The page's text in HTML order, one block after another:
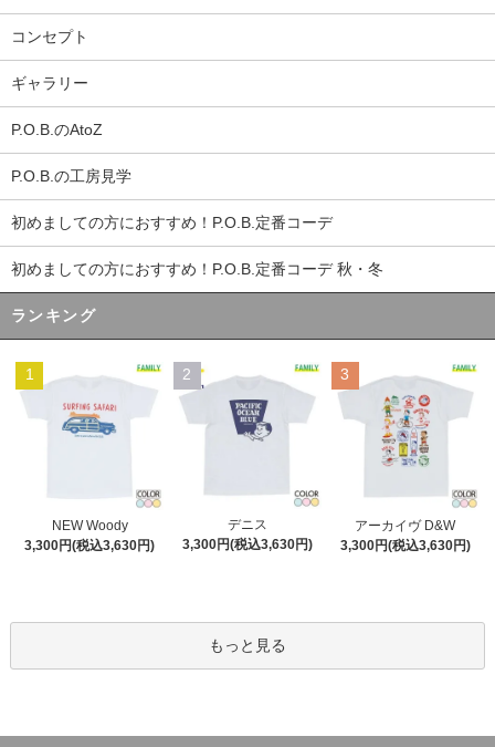
コンセプト
ギャラリー
P.O.B.のAtoZ
P.O.B.の工房見学
初めましての方におすすめ！P.O.B.定番コーデ
初めましての方におすすめ！P.O.B.定番コーデ 秋・冬
ランキング
1
NEW Woody
3,300円(税込3,630円)
2
デニス
3,300円(税込3,630円)
3
アーカイヴ D&W
3,300円(税込3,630円)
もっと見る